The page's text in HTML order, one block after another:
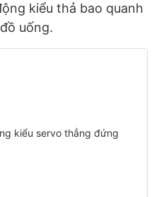
kiểu thả bao quanh
uống.